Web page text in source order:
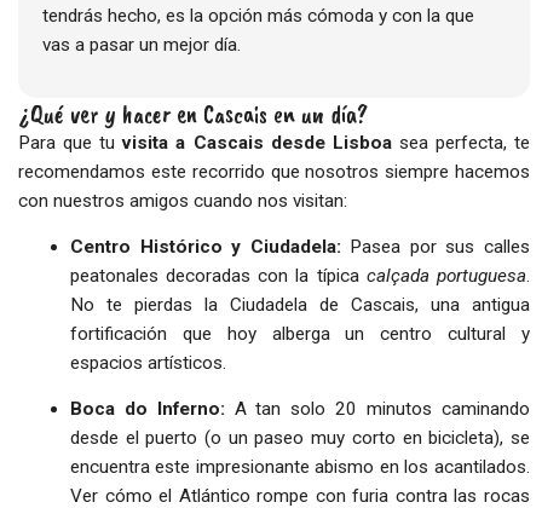
tendrás hecho, es la opción más cómoda y con la que
vas a pasar un mejor día.
¿Qué ver y hacer en Cascais en un día?
Para que tuvisita a Cascais desde Lisboasea perfecta, te
recomendamos este recorrido que nosotros siempre hacemos
con nuestros amigos cuando nos visitan:
Centro Histórico y Ciudadela: Pasea por sus calles
peatonales decoradas con la típica calçada portuguesa.
No te pierdas la Ciudadela de Cascais, una antigua
fortificación que hoy alberga un centro cultural y
espacios artísticos.
Boca do Inferno: A tan solo 20 minutos caminando
desde el puerto (o un paseo muy corto en bicicleta), se
encuentra este impresionante abismo en los acantilados.
Ver cómo el Atlántico rompe con furia contra las rocas